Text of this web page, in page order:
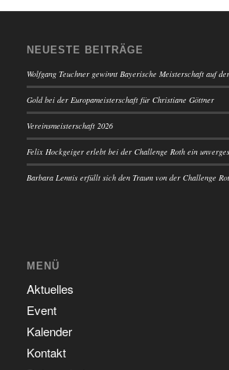
NEUESTE BEITRÄGE
Wolfgang Teuchner gewinnt Bayerische Meisterschaft auf
Gold bei der Europameisterschaft für Christiane Göttner
Vereinsmeisterschaft 2026
Felix Hockgeiger erlebt bei der Challenge Roth ein
Barbara Lemtis erfüllt sich den Traum von der Challenge
MENÜ
Aktuelles
Event
Kalender
Kontakt